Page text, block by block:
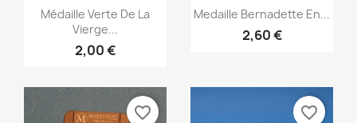
Aperçu rapide
Médaille Verte De La
Vierge...
2,00 €
Aperçu rapide
Medaille Bernadette En...
2,60 €
favorite_border favorite_border